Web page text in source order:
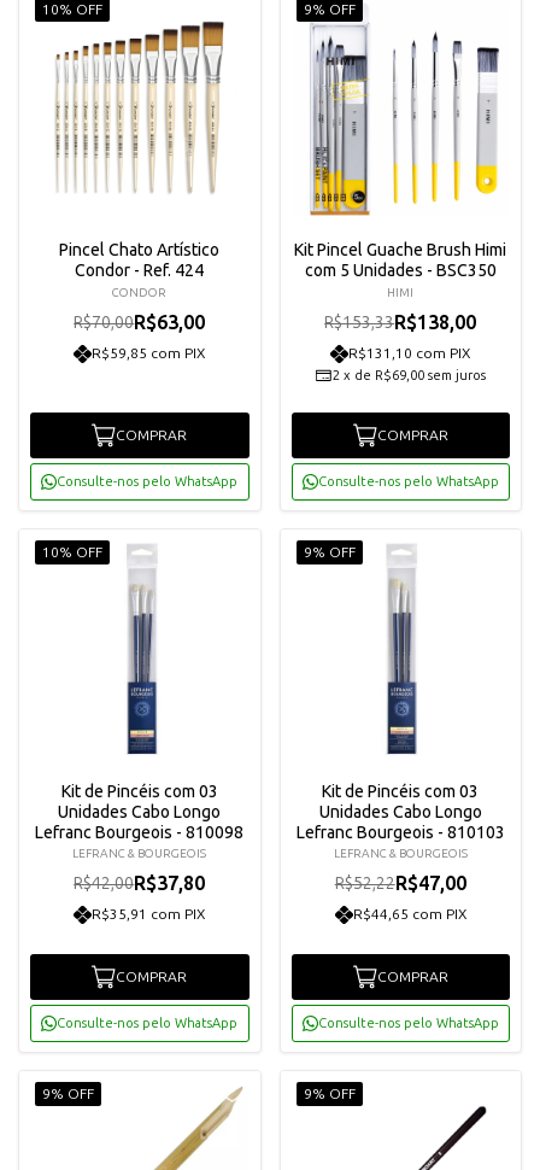
10% OFF
Pincel Chato Artístico
Condor - Ref. 424
CONDOR
R$70,00R$63,00
R$59,85 com PIX
COMPRAR
Consulte-nos pelo WhatsApp
9% OFF
Kit Pincel Guache Brush Himi
com 5 Unidades - BSC350
HIMI
R$153,33R$138,00
R$131,10 com PIX
2 x de R$69,00 sem juros
COMPRAR
Consulte-nos pelo WhatsApp
10% OFF
Kit de Pincéis com 03
Unidades Cabo Longo
Lefranc Bourgeois - 810098
LEFRANC & BOURGEOIS
R$42,00R$37,80
R$35,91 com PIX
COMPRAR
Consulte-nos pelo WhatsApp
9% OFF
Kit de Pincéis com 03
Unidades Cabo Longo
Lefranc Bourgeois - 810103
LEFRANC & BOURGEOIS
R$52,22R$47,00
R$44,65 com PIX
COMPRAR
Consulte-nos pelo WhatsApp
9% OFF 9% OFF